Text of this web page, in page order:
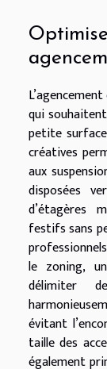
qui
petite
créatives
aux
disposées
d’étagères
festifs sans
le zoning,
délimiter
évitant
taille des
également